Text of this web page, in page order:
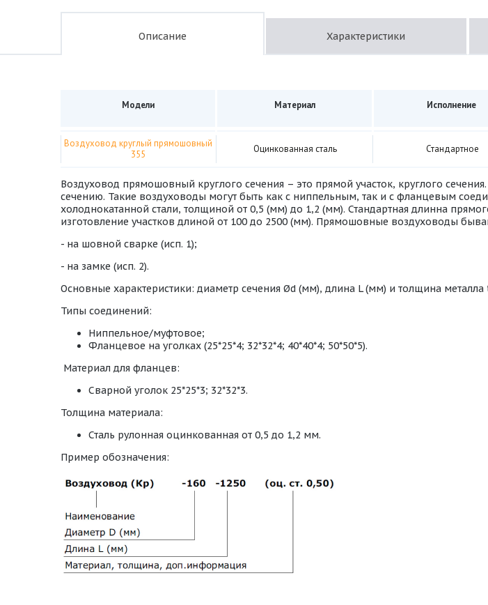
Описание Характеристики
Модели Материал Исполнение
Воздуховод круглый прямошовный
355
Оцинкованная сталь Стандартное
Воздуховод прямошовный круглого сечения – это прямой участок, круглого
сечению. Такие воздуховоды могут быть как с ниппельным, так и с фланцевым
холоднокатанной стали, толщиной от 0,5 (мм) до 1,2 (мм). Стандартная длинна
изготовление участков длиной от 100 до 2500 (мм). Прямошовные воздуховоды
- на шовной сварке (исп. 1);
- на замке (исп. 2).
Основные характеристики: диаметр сечения Ød (мм), длина L (мм) и толщина
Типы соединений:
Ниппельное/муфтовое;
Фланцевое на уголках (25*25*4; 32*32*4; 40*40*4; 50*50*5).
Материал для фланцев:
Сварной уголок 25*25*3; 32*32*3.
Толщина материала:
Сталь рулонная оцинкованная от 0,5 до 1,2 мм.
Пример обозначения: